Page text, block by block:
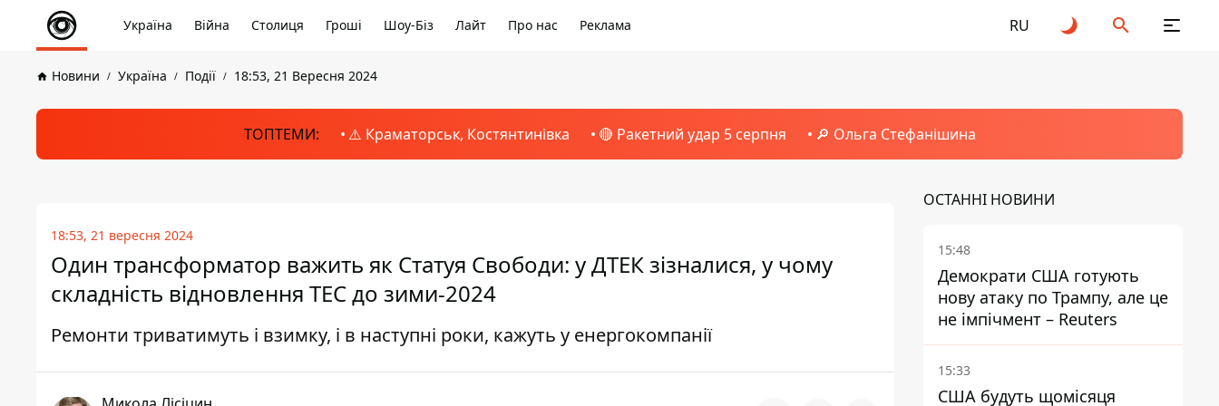
Україна Війна Столиця Гроші Шоу-Біз Лайт Про нас Реклама RU
Новини Україна Події 18:53, 21 Вересня 2024
ТОПТЕМИ: ⚠️ Краматорськ, Костянтинівка 🔴 Ракетний удар 5 серпня 🔎 Ольга Стефанішина
18:53, 21 вересня 2024
Один трансформатор важить як Статуя Свободи: у ДТЕК зізналися, у чому
складність відновлення ТЕС до зими-2024
Ремонти триватимуть і взимку, і в наступні роки, кажуть у енергокомпанії
ОСТАННІ НОВИНИ
15:48
Демократи США готують
нову атаку по Трампу, але це
не імпічмент – Reuters
15:33
США будуть щомісяця